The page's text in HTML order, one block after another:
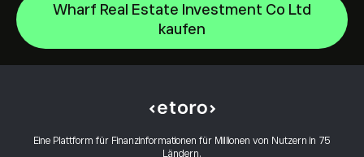
Wharf Real Estate Investment Co Ltd
kaufen
Eine Plattform für Finanzinformationen für Millionen von Nutzern in 75
Ländern.
NVIDIA Corporation
Hilfezentrum
Konto eröffnen
Wie funktioniert CopyTrading
Was sind Hebel und Margin
Warum eToro wählen